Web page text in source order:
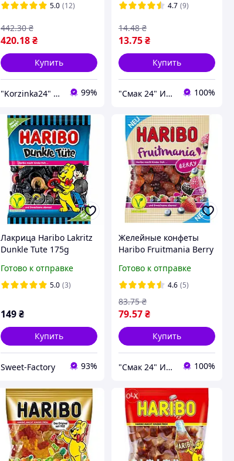
5.0 (12)
420.18 ₴
442.30 ₴
Купить
"Korzinka24" интернет магазин 99%
4.7 (9)
13.75₴
14.48 ₴
Купить
"Смак 24" Интернет-магазин 100%
Лакрица Haribo Lakritz
Dunkle Tute 175g
Готово к отправке
5.0 (3)
149 ₴
Купить
Sweet-Factory 93%
Желейные конфеты
Haribo Fruitmania Berry
Германия 160г
Готово к отправке
4.6 (5)
79.57₴
83.75 ₴
Купить
"Смак 24" Интернет-магазин 100%